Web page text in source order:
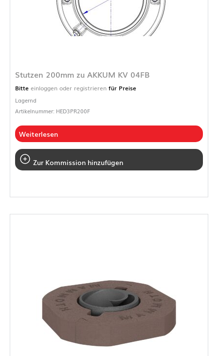
Stutzen 200mm zu AKKUM KV 04FB
Bitte einloggen oder registrieren für Preise
Lagernd
Artikelnummer: HED3PR200F
Weiterlesen
Zur Kommission hinzufügen